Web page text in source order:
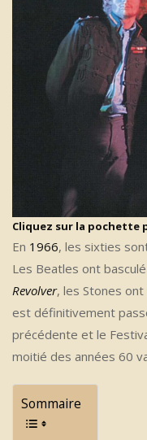
Cliquez sur la pochette
En 1966, les sixties
Les Beatles ont
Revolver, les Stones
est définitivement
précédente et le
moitié des années 60
Sommaire